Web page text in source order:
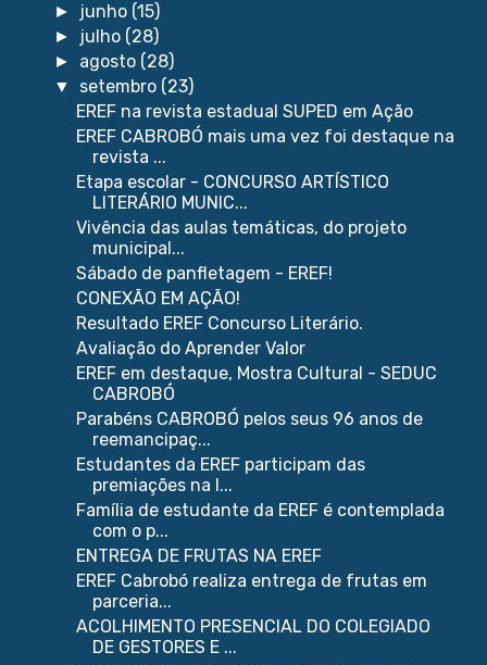
► junho (15)
► julho (28)
► agosto (28)
▼ setembro (23)
EREF na revista estadual SUPED em Ação
EREF CABROBÓ mais uma vez foi destaque na
revista ...
Etapa escolar - CONCURSO ARTÍSTICO
LITERÁRIO MUNIC...
Vivência das aulas temáticas, do projeto
municipal...
Sábado de panfletagem - EREF!
CONEXÃO EM AÇÃO!
Resultado EREF Concurso Literário.
Avaliação do Aprender Valor
EREF em destaque, Mostra Cultural - SEDUC
CABROBÓ
Parabéns CABROBÓ pelos seus 96 anos de
reemancipaç...
Estudantes da EREF participam das
premiações na l...
Família de estudante da EREF é contemplada
com o p...
ENTREGA DE FRUTAS NA EREF
EREF Cabrobó realiza entrega de frutas em
parceria...
ACOLHIMENTO PRESENCIAL DO COLEGIADO
DE GESTORES E ...